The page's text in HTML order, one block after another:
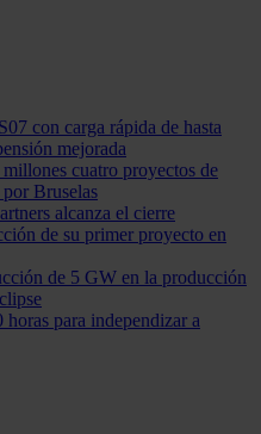
con carga rápida de hasta
mejorada
cuatro proyectos de
Bruselas
alcanza el cierre
de su primer proyecto en
de 5 GW en la producción
para independizar a